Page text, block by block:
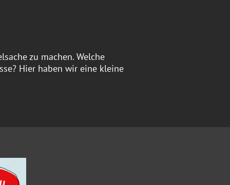
zu machen. Welche
Hier haben wir eine kleine